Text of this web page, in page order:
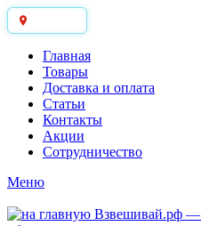
Главная
Товары
Доставка и оплата
Статьи
Контакты
Акции
Сотрудничество
Меню